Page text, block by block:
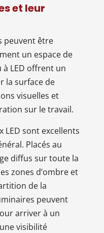
et leur
peuvent être
un espace de
à LED offrent un
la surface de
visuelles et
sur le travail.
LED sont excellents
Placés au
diffus sur toute la
zones d’ombre et
de la
peuvent
arriver à un
visibilité